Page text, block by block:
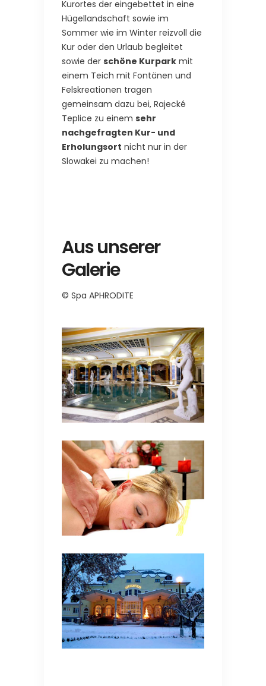
Kurortes der eingebettet in eine
Hügellandschaft sowie im
Sommer wie im Winter reizvoll die
Kur oder den Urlaub begleitet
sowie der schöne Kurpark mit
einem Teich mit Fontänen und
Felskreationen tragen
gemeinsam dazu bei, Rajecké
Teplice zu einem sehr
nachgefragten Kur- und
Erholungsort nicht nur in der
Slowakei zu machen!
Aus unserer
Galerie
© Spa APHRODITE